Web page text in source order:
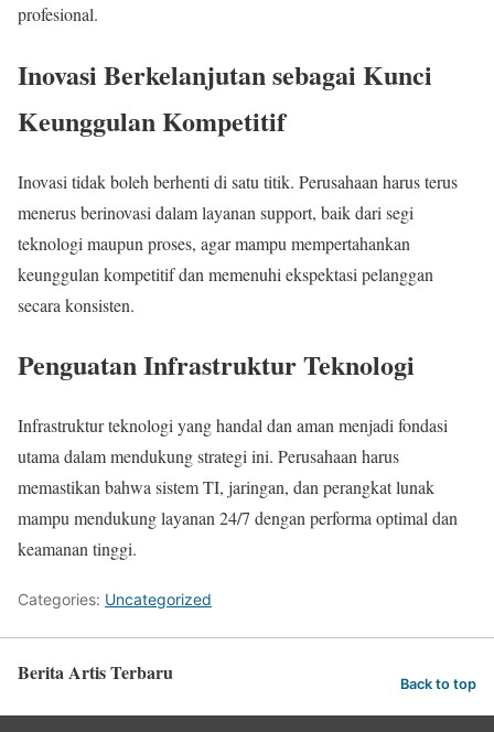
profesional.
Inovasi Berkelanjutan sebagai Kunci
Keunggulan Kompetitif
Inovasi tidak boleh berhenti di satu titik. Perusahaan harus terus
menerus berinovasi dalam layanan support, baik dari segi
teknologi maupun proses, agar mampu mempertahankan
keunggulan kompetitif dan memenuhi ekspektasi pelanggan
secara konsisten.
Penguatan Infrastruktur Teknologi
Infrastruktur teknologi yang handal dan aman menjadi fondasi
utama dalam mendukung strategi ini. Perusahaan harus
memastikan bahwa sistem TI, jaringan, dan perangkat lunak
mampu mendukung layanan 24/7 dengan performa optimal dan
keamanan tinggi.
Categories: Uncategorized
Berita Artis Terbaru Back to top